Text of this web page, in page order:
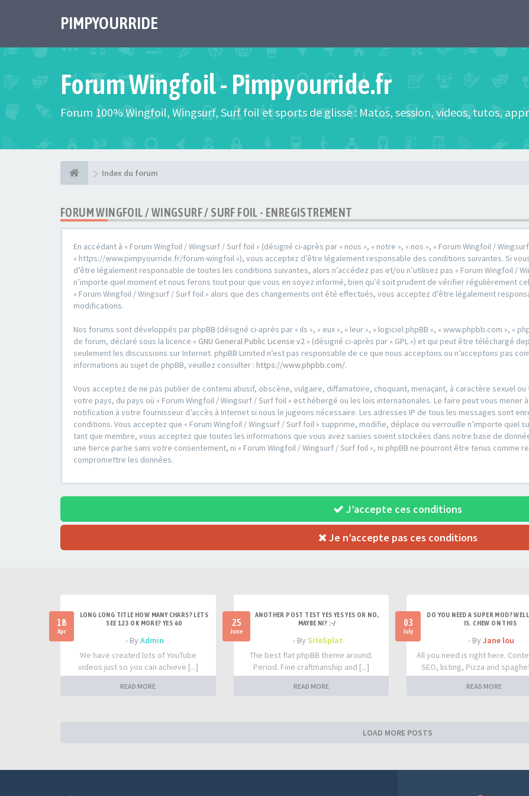
PIMPYOURRIDE
Forum Wingfoil - Pimpyourride.fr
Forum 100% Wingfoil, Wingsurf, Surf foil et sports de glisse : Matos, session, videos, tutos,
Index du forum
FORUM WINGFOIL / WINGSURF / SURF FOIL - ENREGISTREMENT
En accédant à « Forum Wingfoil / Wingsurf / Surf foil » (désigné ci-après par « nous », « notre », « nos », « Forum Wingfoil /
« https://www.pimpyourride.fr/forum-wingfoil »), vous acceptez d’être légalement responsable des conditions suivantes. Si
d’être légalement responsable de toutes les conditions suivantes, alors n’accédez pas et/ou n’utilisez pas « Forum Wingfoil /
n’importe quel moment et nous ferons tout pour que vous en soyez informé, bien qu’il soit prudent de vérifier régulièrement
« Forum Wingfoil / Wingsurf / Surf foil » alors que des changements ont été effectués, vous acceptez d’être légalement
modifications.
Nos forums sont développés par phpBB (désigné ci-après par « ils », « eux », « leur », « logiciel phpBB », « www.phpbb.com », «
de forum, déclaré sous la licence « GNU General Public License v2 » (désigné ci-après par « GPL ») et qui peut être téléchargé
seulement les discussions sur Internet. phpBB Limited n’est pas responsable de ce que nous acceptons ou n’acceptons pas
informations au sujet de phpBB, veuillez consulter : https://www.phpbb.com/.
Vous acceptez de ne pas publier de contenu abusif, obscène, vulgaire, diffamatoire, choquant, menaçant, à caractère sexuel
votre pays, du pays où « Forum Wingfoil / Wingsurf / Surf foil » est hébergé ou les lois internationales. Le faire peut vous mener
notification à votre fournisseur d’accès à Internet si nous le jugeons nécessaire. Les adresses IP de tous les messages sont
conditions. Vous acceptez que « Forum Wingfoil / Wingsurf / Surf foil » supprime, modifie, déplace ou verrouille n’importe quel
tant que membre, vous acceptez que toutes les informations que vous avez saisies soient stockées dans notre base de
une tierce partie sans votre consentement, ni « Forum Wingfoil / Wingsurf / Surf foil », ni phpBB ne pourront être tenus comme
compromettre les données.
J’accepte ces conditions
Je n’accepte pas ces conditions
18
Apr
LONG LONG TITLE HOW MANY CHARS? LETS
SEE 123 OK MORE? YES 60
- ByAdmin
We have created lots of YouTube
videos just so you can achieve [...]
READ MORE
25
June
ANOTHER POST TEST YES YES YES OR NO,
MAYBE NI? :-/
- BySiteSplat
The best flat phpBB theme around.
Period. Fine craftmanship and [...]
READ MORE
03
July
DO YOU NEED A SUPER MOD?
IS. CHEW ON THIS
- By Jane lou
All you need is right here.
SEO, listing, Pizza and
READ MORE
LOAD MORE POSTS